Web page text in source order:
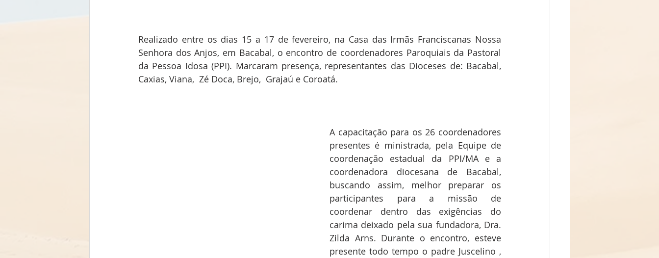
Realizado entre os dias 15 a 17 de fevereiro, na Casa das Irmãs Franciscanas Nossa
Senhora dos Anjos, em Bacabal, o encontro de coordenadores Paroquiais da Pastoral
da Pessoa Idosa (PPI). Marcaram presença, representantes das Dioceses de: Bacabal,
Caxias, Viana,  Zé Doca, Brejo,  Grajaú e Coroatá.
A capacitação para os 26 coordenadores
presentes é ministrada, pela Equipe de
coordenação estadual da PPI/MA e a
coordenadora diocesana de Bacabal,
buscando assim, melhor preparar os
participantes para a missão de
coordenar dentro das exigências do
carima deixado pela sua fundadora, Dra.
Zilda Arns. Durante o encontro, esteve
presente todo tempo o padre Juscelino ,